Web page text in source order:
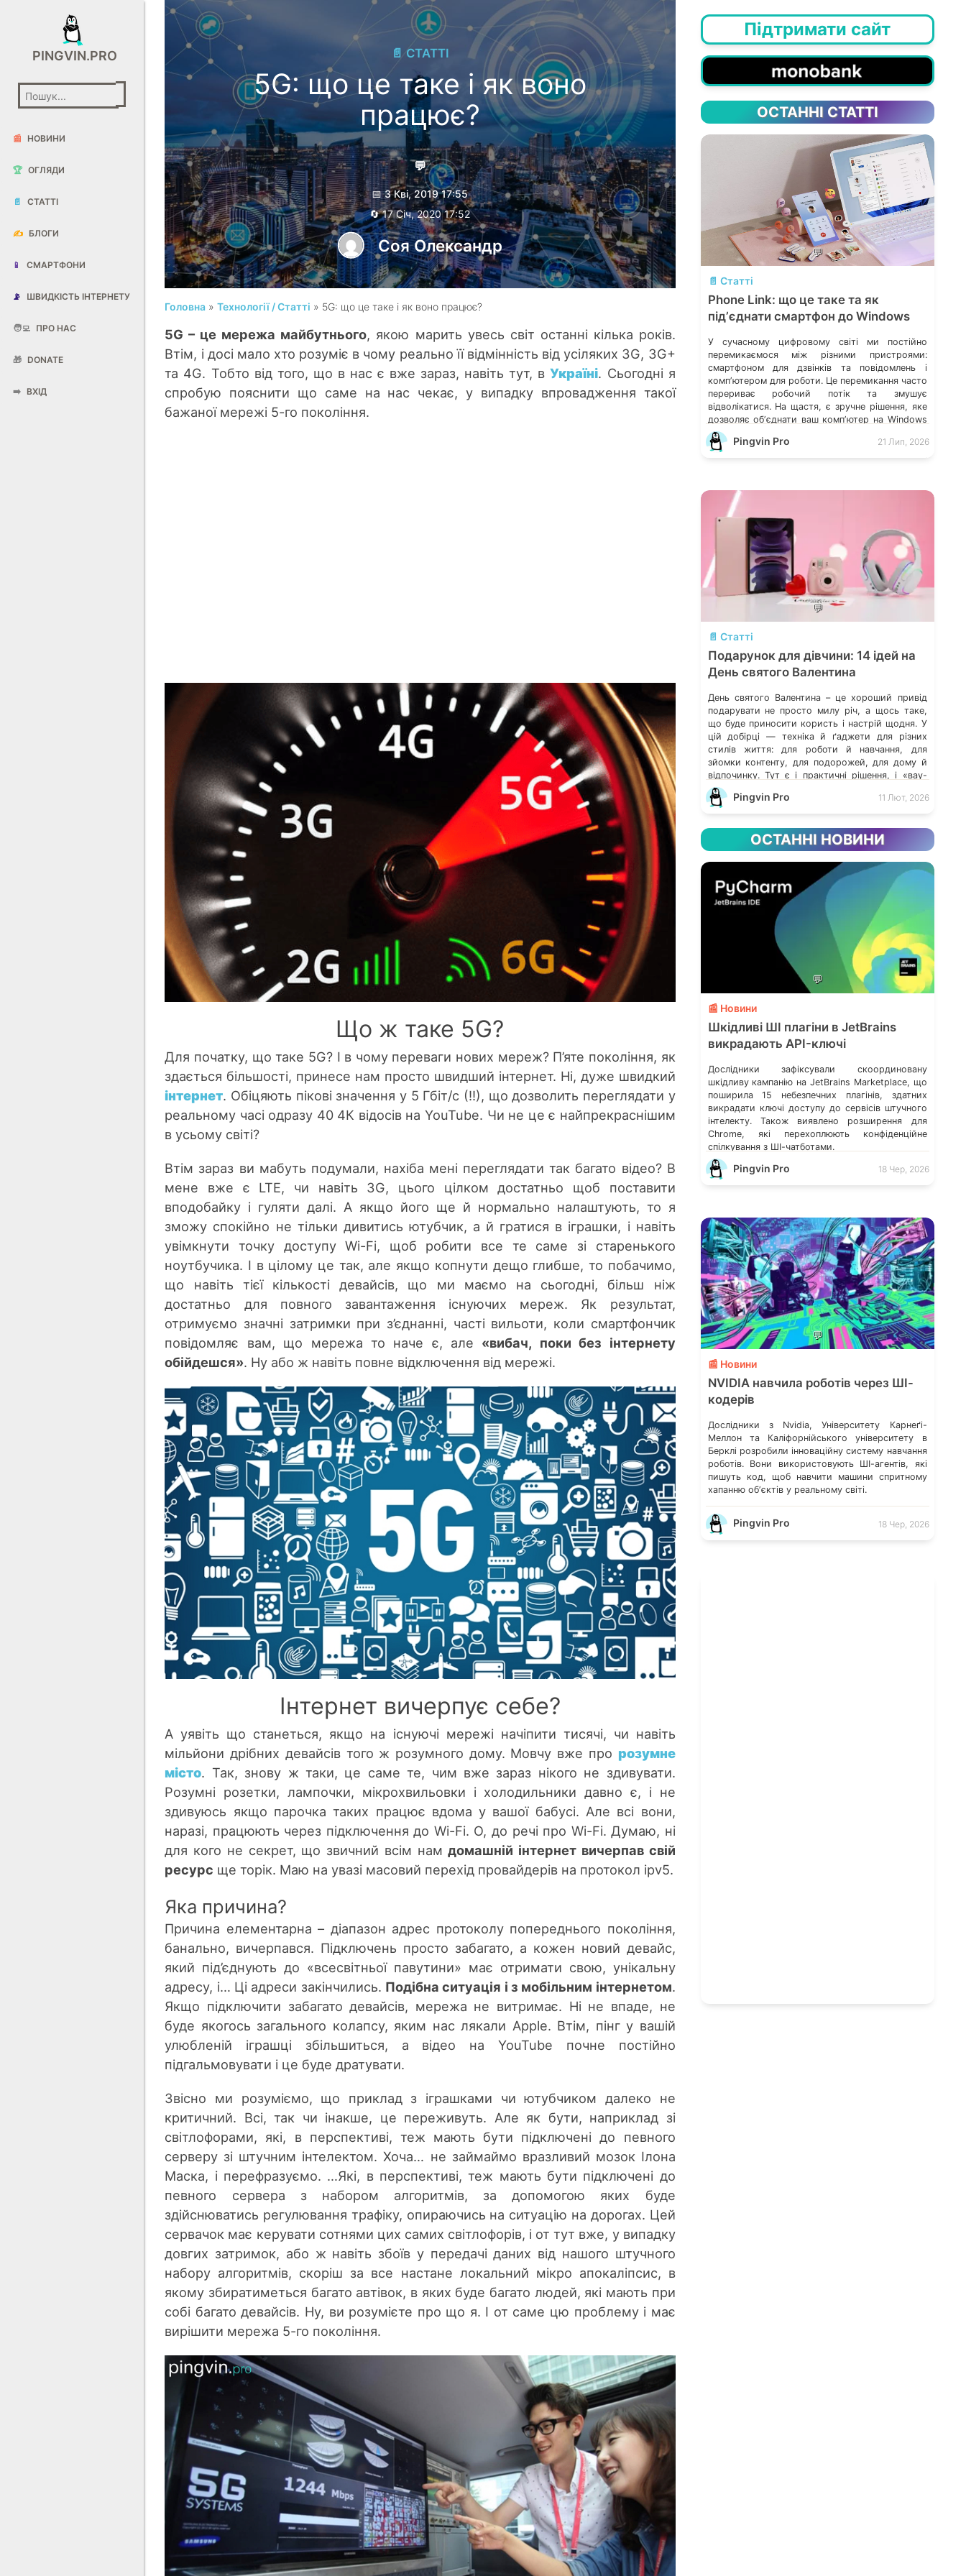
PINGVIN.PRO
📰 НОВИНИ
🏆 ОГЛЯДИ
📄 СТАТТІ
✍️ БЛОГИ
📱 СМАРТФОНИ
📡 ШВИДКІСТЬ ІНТЕРНЕТУ
🧑‍💻 ПРО НАС
🎁 DONATE
➡️ ВХІД
📄 СТАТТІ
5G: що це таке і як воно
працює?
💬
📅 3 Кві, 2019 17:55
🔄 17 Січ, 2020 17:52
Соя Олександр
Головна »Технології / Статті » 5G: що це таке і як воно працює?
5G – це мережа майбутнього, якою марить увесь світ останні кілька років.
Втім, і досі мало хто розуміє в чому реально її відмінність від усіляких 3G, 3G+
та 4G. Тобто від того, що в нас є вже зараз, навіть тут, вУкраїні. Сьогодні я
спробую пояснити що саме на нас чекає, у випадку впровадження такої
бажаної мережі 5-го покоління.
Що ж таке 5G?
Для початку, що таке 5G? І в чому переваги нових мереж? П’яте покоління, як
здається більшості, принесе нам просто швидший інтернет. Ні, дуже швидкий
інтернет. Обіцяють пікові значення у 5 Гбіт/с (!!), що дозволить переглядати у
реальному часі одразу 40 4К відосів на YouTube. Чи не це є найпрекраснішим
в усьому світі?
Втім зараз ви мабуть подумали, нахіба мені переглядати так багато відео? В
мене вже є LTE, чи навіть 3G, цього цілком достатньо щоб поставити
вподобайку і гуляти далі. А якщо його ще й нормально налаштують, то я
зможу спокійно не тільки дивитись ютубчик, а й гратися в іграшки, і навіть
увімкнути точку доступу Wi-Fi, щоб робити все те саме зі старенького
ноутбучика. І в цілому це так, але якщо копнути дещо глибше, то побачимо,
що навіть тієї кількості девайсів, що ми маємо на сьогодні, більш ніж
достатньо для повного завантаження існуючих мереж. Як результат,
отримуємо значні затримки при з’єднанні, часті вильоти, коли смартфончик
повідомляє вам, що мережа то наче є, але «вибач, поки без інтернету
обійдешся». Ну або ж навіть повне відключення від мережі.
Інтернет вичерпує себе?
А уявіть що станеться, якщо на існуючі мережі начіпити тисячі, чи навіть
мільйони дрібних девайсів того ж розумного дому. Мовчу вже про розумне
місто. Так, знову ж таки, це саме те, чим вже зараз нікого не здивувати.
Розумні розетки, лампочки, мікрохвильовки і холодильники давно є, і не
здивуюсь якщо парочка таких працює вдома у вашої бабусі. Але всі вони,
наразі, працюють через підключення до Wi-Fi. О, до речі про Wi-Fi. Думаю, ні
для кого не секрет, що звичний всім намдомашній інтернет вичерпав свій
ресурс ще торік. Маю на увазі масовий перехід провайдерів на протокол ipv5.
Яка причина?
Причина елементарна – діапазон адрес протоколу попереднього покоління,
банально, вичерпався. Підключень просто забагато, а кожен новий девайс,
який під’єднують до «всесвітньої павутини» має отримати свою, унікальну
адресу, і… Ці адреси закінчились. Подібна ситуація і з мобільним інтернетом.
Якщо підключити забагато девайсів, мережа не витримає. Ні не впаде, не
буде якогось загального колапсу, яким нас лякали Apple. Втім, пінг у вашій
улюбленій іграшці збільшиться, а відео на YouTube почне постійно
підгальмовувати і це буде дратувати.
Звісно ми розуміємо, що приклад з іграшками чи ютубчиком далеко не
критичний. Всі, так чи інакше, це переживуть. Але як бути, наприклад зі
світлофорами, які, в перспективі, теж мають бути підключені до певного
серверу зі штучним інтелектом. Хоча… не займаймо вразливий мозок Ілона
Маска, і перефразуємо. …Які, в перспективі, теж мають бути підключені до
певного сервера з набором алгоритмів, за допомогою яких буде
здійснюватись регулювання трафіку, опираючись на ситуацію на дорогах. Цей
сервачок має керувати сотнями цих самих світлофорів, і от тут вже, у випадку
довгих затримок, або ж навіть збоїв у передачі даних від нашого штучного
набору алгоритмів, скоріш за все настане локальний мікро апокаліпсис, в
якому збиратиметься багато автівок, в яких буде багато людей, які мають при
собі багато девайсів. Ну, ви розумієте про що я. І от саме цю проблему і має
вирішити мережа 5-го покоління.
Підтримати сайт
ОСТАННІ СТАТТІ
💬
📄 Статті
Phone Link: що це таке та як
підʼєднати смартфон до Windows
У сучасному цифровому світі ми постійно
перемикаємося між різними пристроями:
смартфоном для дзвінків та повідомлень і
компʼютером для роботи. Це перемикання часто
перериває робочий потік та змушує
відволікатися. На щастя, є зручне рішення, яке
дозволяє обʼєднати ваш компʼютер на Windows
із мобільним пристроєм, чи то Android, чи iOS.
Йдеться про застосунок Звʼязок зі смартфоном
Pingvin Pro 21 Лип, 2026
💬
📄 Статті
Подарунок для дівчини: 14 ідей на
День святого Валентина
День святого Валентина – це хороший привід
подарувати не просто милу річ, а щось таке,
що буде приносити користь і настрій щодня. У
цій добірці — техніка й ґаджети для різних
стилів життя: для роботи й навчання, для
зйомки контенту, для подорожей, для дому й
відпочинку. Тут є і практичні рішення, і «вау-
подарунки», які одразу […]
Pingvin Pro 11 Лют, 2026
ОСТАННІ НОВИНИ
💬
📰 Новини
Шкідливі ШІ плагіни в JetBrains
викрадають API-ключі
Дослідники зафіксували скоординовану
шкідливу кампанію на JetBrains Marketplace, що
поширила 15 небезпечних плагінів, здатних
викрадати ключі доступу до сервісів штучного
інтелекту. Також виявлено розширення для
Chrome, які перехоплюють конфіденційне
спілкування з ШІ-чатботами.
Pingvin Pro 18 Чер, 2026
💬
📰 Новини
NVIDIA навчила роботів через ШІ-
кодерів
Дослідники з Nvidia, Університету Карнеґі-
Меллон та Каліфорнійського університету в
Берклі розробили інноваційну систему навчання
роботів. Вони використовують ШІ-агентів, які
пишуть код, щоб навчити машини спритному
хапанню обʼєктів у реальному світі.
Pingvin Pro 18 Чер, 2026